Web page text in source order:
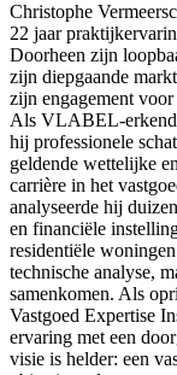
Christophe
22 jaar
Doorheen zijn
zijn diepgaande
zijn engagement
Als VLABEL-erkend
hij professionele
geldende wettelijke
carrière in het
analyseerde hij
en financiële
residentiële
technische analyse,
samenkomen. Als
Vastgoed Expertise
ervaring met een
visie is helder: een